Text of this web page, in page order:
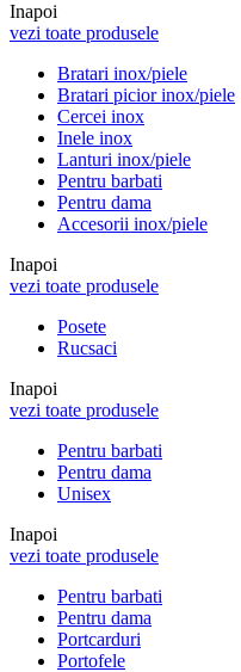
Inapoi
vezi toate produsele
Bratari inox/piele
Bratari picior inox/piele
Cercei inox
Inele inox
Lanturi inox/piele
Pentru barbati
Pentru dama
Accesorii inox/piele
Inapoi
vezi toate produsele
Posete
Rucsaci
Inapoi
vezi toate produsele
Pentru barbati
Pentru dama
Unisex
Inapoi
vezi toate produsele
Pentru barbati
Pentru dama
Portcarduri
Portofele